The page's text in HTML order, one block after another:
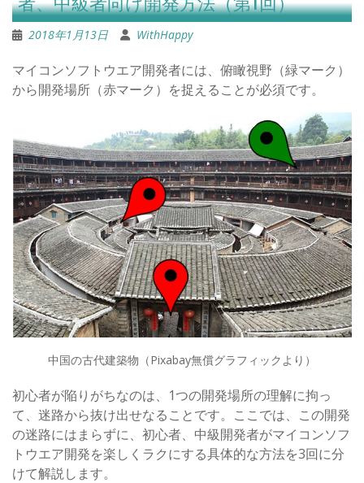
2018年1月13日 WithHappy
マイコンソフトウエア開発者には、俯瞰視野（緑マーク）
から開発場所（赤マーク）を捉えることが必須です。
中国の古代建築物（Pixabay無償グラフィックより）
初心者が陥りがちなのは、1つの開発場所の理解に拘っ
て、迷路から抜け出せなることです。ここでは、この開発
の迷路にはまらずに、初心者、中級開発者がマイコンソフ
トウエア開発を楽しくラクにする具体的な方法を3回に分
けて解説します。